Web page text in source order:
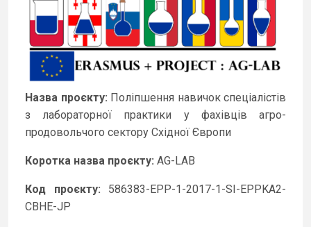
Назва проєкту: Поліпшення навичок спеціалістів
з лабораторної практики у фахівців агро-
продовольчого сектору Східної Європи
Коротка назва проєкту: AG-LAB
Код проєкту: 586383-EPP-1-2017-1-SI-EPPKA2-
CBHE-JP